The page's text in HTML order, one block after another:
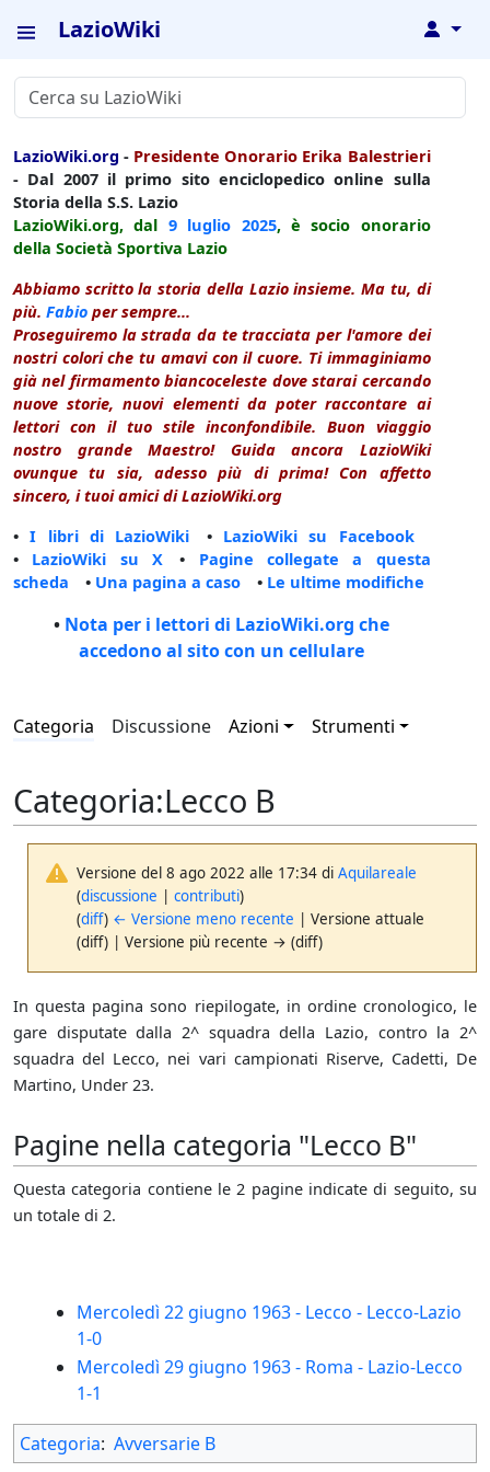
LazioWiki ↓
LazioWiki.org - Presidente Onorario Erika Balestrieri
- Dal 2007 il primo sito enciclopedico online sulla
Storia della S.S. Lazio
LazioWiki.org, dal 9 luglio 2025, è socio onorario
della Società Sportiva Lazio
Abbiamo scritto la storia della Lazio insieme. Ma tu, di
più. Fabio per sempre...
Proseguiremo la strada da te tracciata per l'amore dei
nostri colori che tu amavi con il cuore. Ti immaginiamo
già nel firmamento biancoceleste dove starai cercando
nuove storie, nuovi elementi da poter raccontare ai
lettori con il tuo stile inconfondibile. Buon viaggio
nostro grande Maestro! Guida ancora LazioWiki
ovunque tu sia, adesso più di prima! Con affetto
sincero, i tuoi amici di LazioWiki.org
•I libri di LazioWiki • LazioWiki su Facebook
• LazioWiki su X • Pagine collegate a questa
scheda • Una pagina a caso • Le ultime modifiche
• Nota per i lettori di LazioWiki.org che
accedono al sito con un cellulare
Categoria Discussione Azioni Strumenti
Categoria:Lecco B
Versione del 8 ago 2022 alle 17:34 diAquilareale
(discussione |contributi)
(diff) ← Versione meno recente | Versione attuale
(diff) | Versione più recente → (diff)
In questa pagina sono riepilogate, in ordine cronologico, le
gare disputate dalla 2^ squadra della Lazio, contro la 2^
squadra del Lecco, nei vari campionati Riserve, Cadetti, De
Martino, Under 23.
Pagine nella categoria "Lecco B"
Questa categoria contiene le 2 pagine indicate di seguito, su
un totale di 2.
Mercoledì 22 giugno 1963 - Lecco - Lecco-Lazio
1-0
Mercoledì 29 giugno 1963 - Roma - Lazio-Lecco
1-1
Categoria: Avversarie B